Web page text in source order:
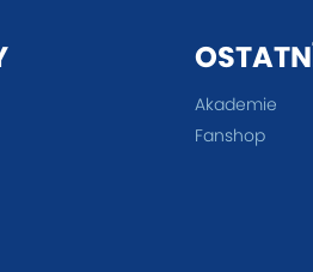
Akademie
Fanshop